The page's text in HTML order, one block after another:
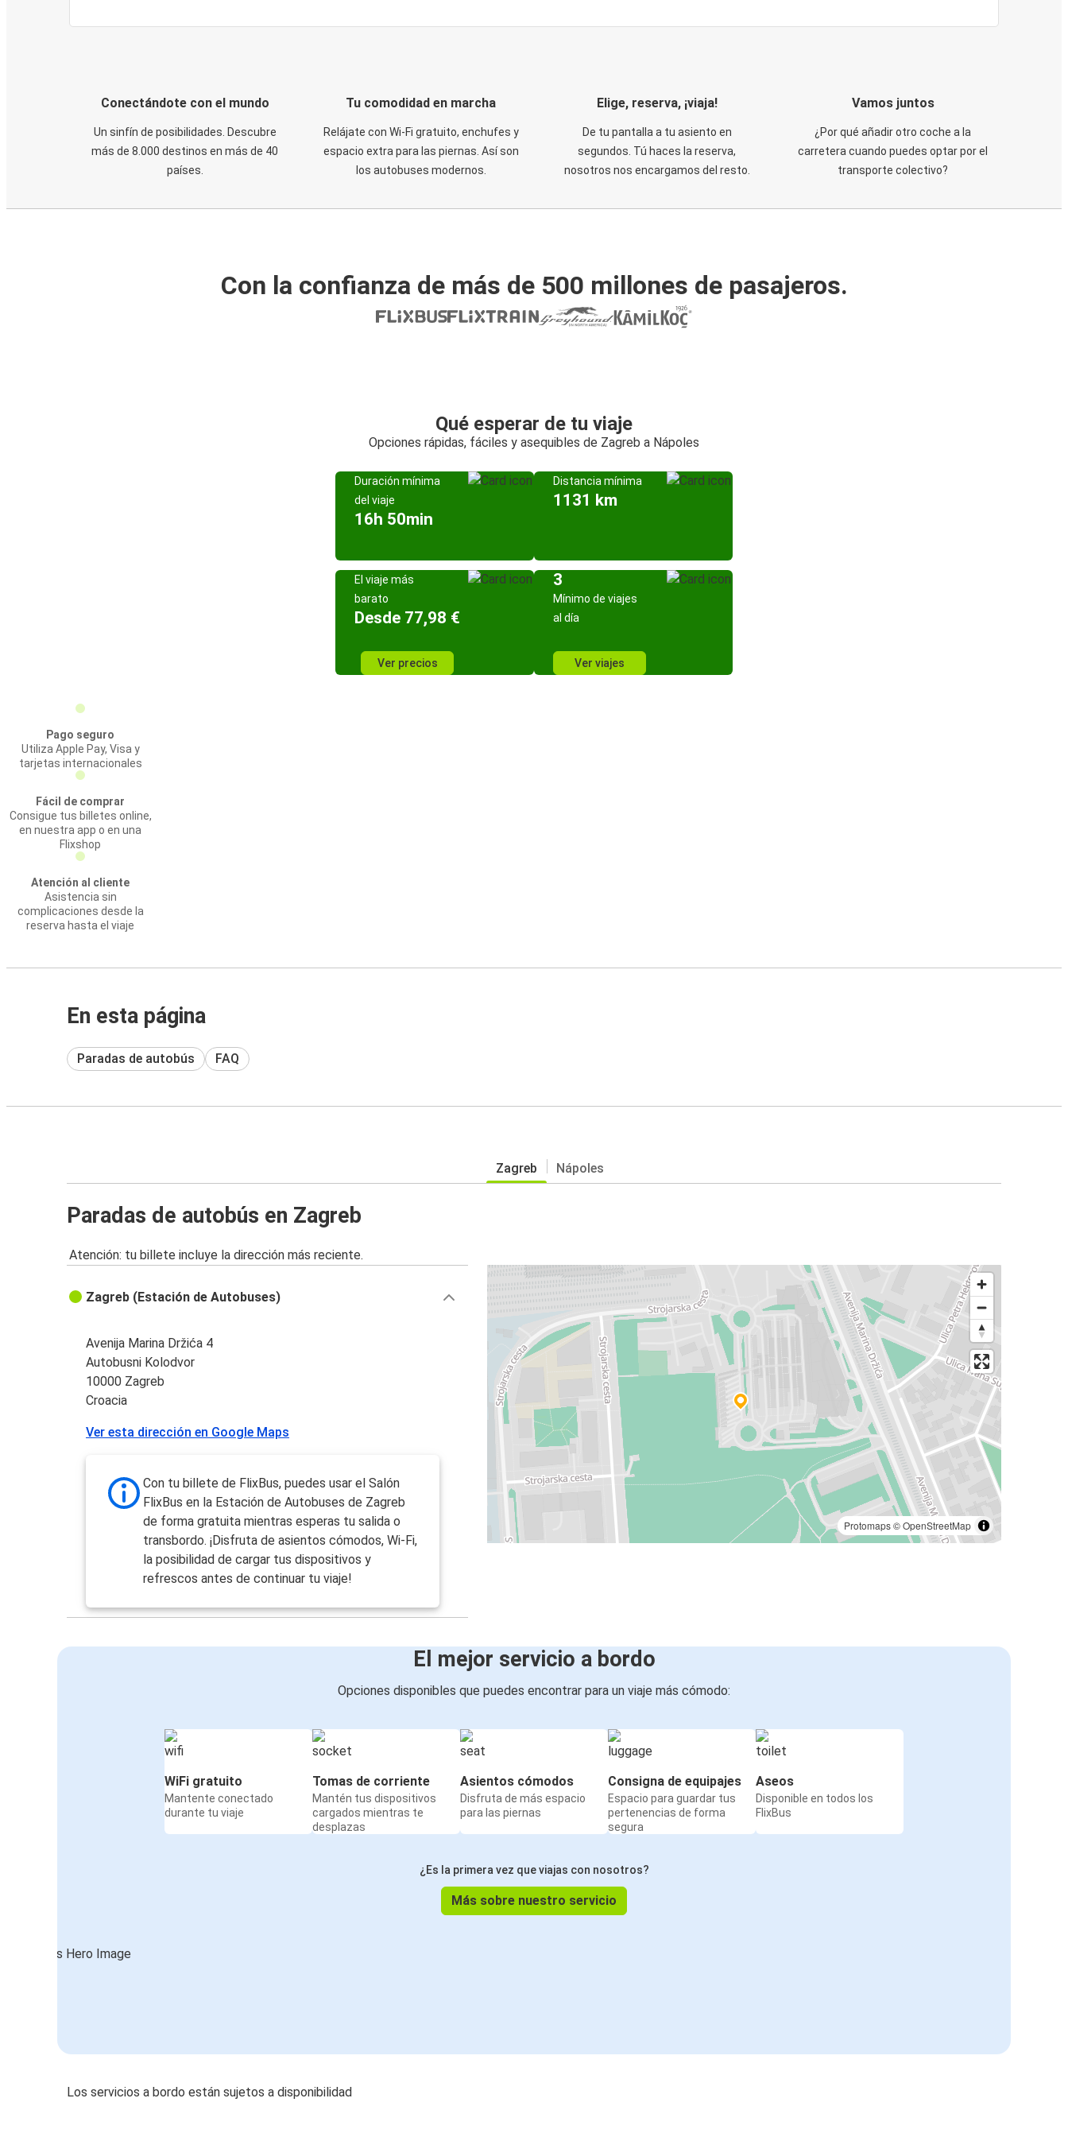
Conectándote con el mundo
Un sinfín de posibilidades. Descubre
más de 8.000 destinos en más de 40
países.
Tu comodidad en marcha
Relájate con Wi-Fi gratuito, enchufes y
espacio extra para las piernas. Así son
los autobuses modernos.
Elige, reserva, ¡viaja!
De tu pantalla a tu asiento en
segundos. Tú haces la reserva,
nosotros nos encargamos del resto.
Vamos juntos
¿Por qué añadir otro coche a la
carretera cuando puedes optar por el
transporte colectivo?
Con la confianza de más de 500 millones de pasajeros.
Qué esperar de tu viaje
Opciones rápidas, fáciles y asequibles de Zagreb a Nápoles
Duración mínima
del viaje
16h 50min
Distancia mínima
1131 km
El viaje más
barato
Desde 77,98 €
Ver precios
3
Mínimo de viajes
al día
Ver viajes
Pago seguro
Utiliza Apple Pay, Visa y
tarjetas internacionales
Fácil de comprar
Consigue tus billetes online,
en nuestra app o en una
Flixshop
Atención al cliente
Asistencia sin
complicaciones desde la
reserva hasta el viaje
En esta página
Paradas de autobús FAQ
Zagreb Nápoles
Paradas de autobús en Zagreb
Atención: tu billete incluye la dirección más reciente.
Protomaps©OpenStreetMap
Zagreb (Estación de Autobuses)
Avenija Marina Držića 4
Autobusni Kolodvor
10000 Zagreb
Croacia
Ver esta dirección en Google Maps
Con tu billete de FlixBus, puedes usar el Salón
FlixBus en la Estación de Autobuses de Zagreb
de forma gratuita mientras esperas tu salida o
transbordo. ¡Disfruta de asientos cómodos, Wi-Fi,
la posibilidad de cargar tus dispositivos y
refrescos antes de continuar tu viaje!
El mejor servicio a bordo
Opciones disponibles que puedes encontrar para un viaje más cómodo:
WiFi gratuito
Mantente conectado
durante tu viaje
Tomas de corriente
Mantén tus dispositivos
cargados mientras te
desplazas
Asientos cómodos
Disfruta de más espacio
para las piernas
Consigna de equipajes
Espacio para guardar tus
pertenencias de forma
segura
Aseos
Disponible en todos los
FlixBus
¿Es la primera vez que viajas con nosotros?
Más sobre nuestro servicio
Los servicios a bordo están sujetos a disponibilidad